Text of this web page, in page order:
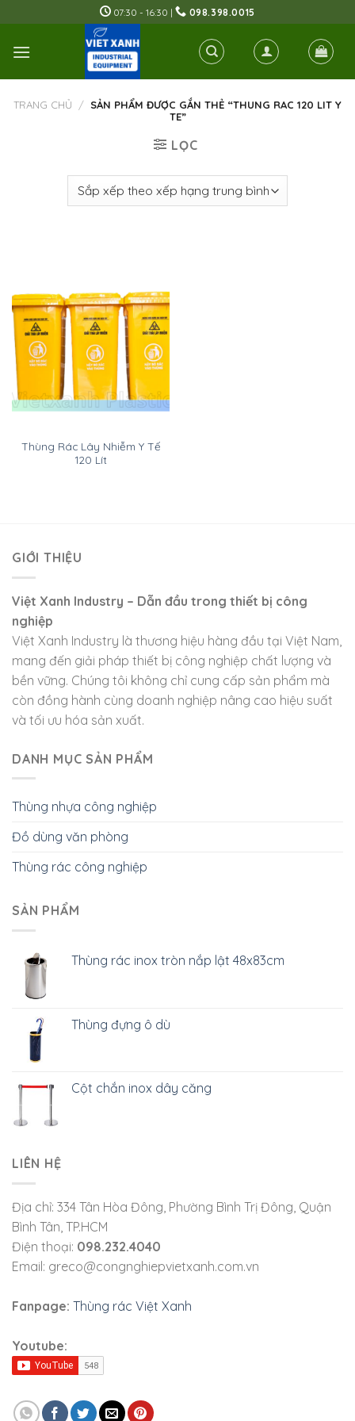
to
content
07:30 - 16:30 | 098.398.0015
TRANG CHỦ / SẢN PHẨM ĐƯỢC GẮN THẺ “THUNG RAC 120 LIT Y
TE”
LỌC
Thùng Rác Lây Nhiễm Y Tế
120 Lít
GIỚI THIỆU
Việt Xanh Industry – Dẫn đầu trong thiết bị công
nghiệp
Việt Xanh Industry là thương hiệu hàng đầu tại Việt Nam,
mang đến giải pháp thiết bị công nghiệp chất lượng và
bền vững. Chúng tôi không chỉ cung cấp sản phẩm mà
còn đồng hành cùng doanh nghiệp nâng cao hiệu suất
và tối ưu hóa sản xuất.
DANH MỤC SẢN PHẨM
Thùng nhựa công nghiệp
Đồ dùng văn phòng
Thùng rác công nghiệp
SẢN PHẨM
Thùng rác inox tròn nắp lật 48x83cm
Thùng đựng ô dù
Cột chắn inox dây căng
LIÊN HỆ
Địa chỉ: 334 Tân Hòa Đông, Phường Bình Trị Đông, Quận
Bình Tân, TP.HCM
Điện thoại: 098.232.4040
Email: greco@congnghiepvietxanh.com.vn
Fanpage: Thùng rác Việt Xanh
Youtube: